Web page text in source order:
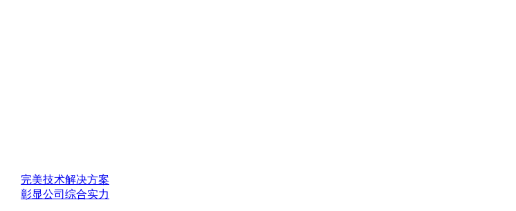
完美技术解决方案
彰显公司综合实力